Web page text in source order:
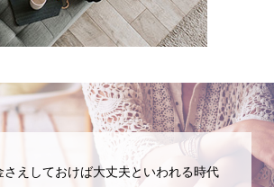
さえしておけば大丈夫といわれる時代